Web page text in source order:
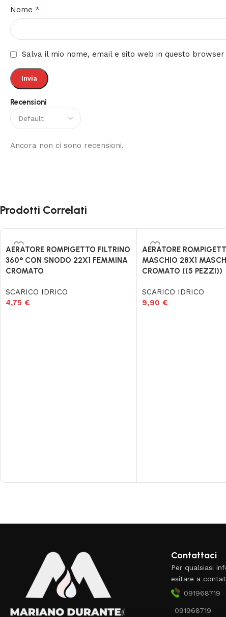
Recensioni
Ancora non ci sono recensioni.
Nome *
Salva il mio nome, email e sito web in questo
Prodotti Correlati
AERATORE ROMPIGETTO FILTRINO
360° CON SNODO 22X1 FEMMINA
CROMATO
SCARICO IDRICO
4,75 €
AERATORE
MASCHIO 28X1
CROMATO ((5 PEZZI))
SCARICO IDRICO
9,90€
Contattaci
Per qualsiasi
esitare a
091968719
091968719